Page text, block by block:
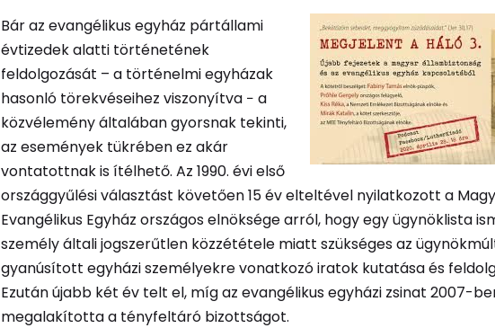
Bár az evangélikus egyház pártállami
évtizedek alatti történetének
feldolgozását – a történelmi egyházak
hasonló törekvéseihez viszonyítva − a
közvélemény általában gyorsnak tekinti,
az események tükrében ez akár
vontatottnak is ítélhető. Az 1990. évi első
országgyűlési választást követően 15 év elteltével nyilatkozott a
Evangélikus Egyház országos elnöksége arról, hogy egy ügynöklista
személy általi jogszerűtlen közzététele miatt szükséges az
gyanúsított egyházi személyekre vonatkozó iratok kutatása és
Ezután újabb két év telt el, míg az evangélikus egyházi zsinat 2007-
megalakította a tényfeltáró bizottságot.